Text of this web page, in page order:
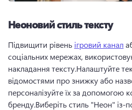
Неоновий стиль тексту
Підвищити рівень ігровий канал
соціальних мережах,
накладання тексту.Налаштуйте
відомостями про знижку або
персоналізуйте їх за допомогою
бренду.Виберіть стиль "Неон" із-